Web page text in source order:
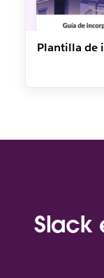
Plantilla de
Slack